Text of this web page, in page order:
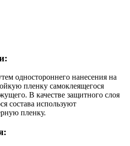
одностороннего нанесения на
пленку самоклеящегося
В качестве защитного слоя
состава используют
пленку.